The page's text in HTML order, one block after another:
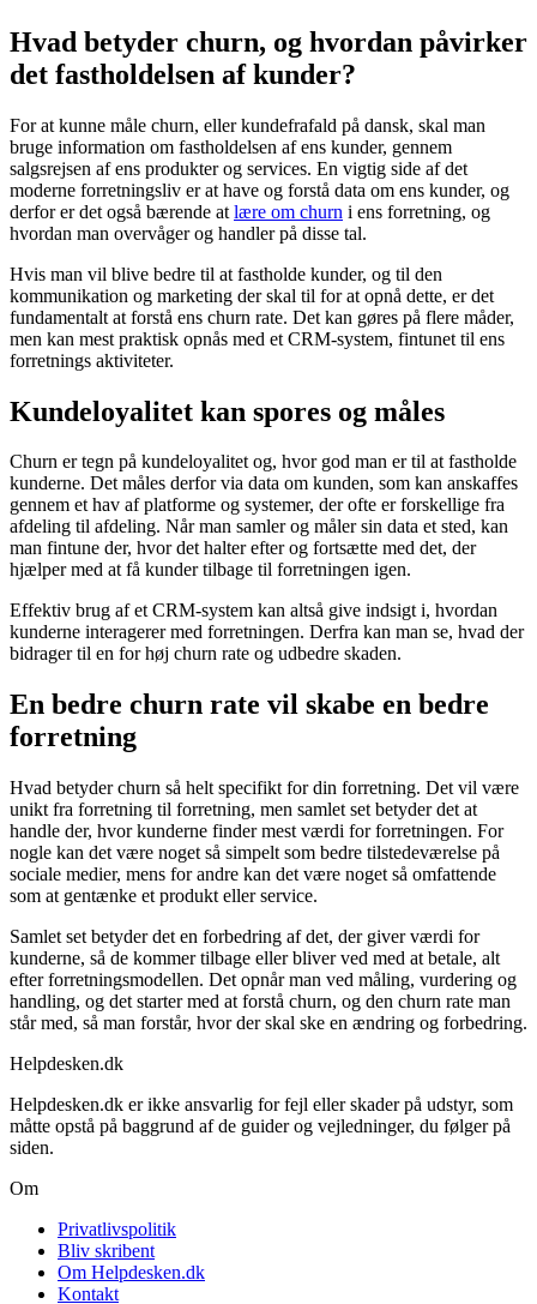
Hvad betyder churn, og hvordan påvirker
det fastholdelsen af kunder?
For at kunne måle churn, eller kundefrafald på dansk, skal man
bruge information om fastholdelsen af ens kunder, gennem
salgsrejsen af ens produkter og services. En vigtig side af det
moderne forretningsliv er at have og forstå data om ens kunder, og
derfor er det også bærende at lære om churn i ens forretning, og
hvordan man overvåger og handler på disse tal.
Hvis man vil blive bedre til at fastholde kunder, og til den
kommunikation og marketing der skal til for at opnå dette, er det
fundamentalt at forstå ens churn rate. Det kan gøres på flere måder,
men kan mest praktisk opnås med et CRM-system, fintunet til ens
forretnings aktiviteter.
Kundeloyalitet kan spores og måles
Churn er tegn på kundeloyalitet og, hvor god man er til at fastholde
kunderne. Det måles derfor via data om kunden, som kan anskaffes
gennem et hav af platforme og systemer, der ofte er forskellige fra
afdeling til afdeling. Når man samler og måler sin data et sted, kan
man fintune der, hvor det halter efter og fortsætte med det, der
hjælper med at få kunder tilbage til forretningen igen.
Effektiv brug af et CRM-system kan altså give indsigt i, hvordan
kunderne interagerer med forretningen. Derfra kan man se, hvad der
bidrager til en for høj churn rate og udbedre skaden.
En bedre churn rate vil skabe en bedre
forretning
Hvad betyder churn så helt specifikt for din forretning. Det vil være
unikt fra forretning til forretning, men samlet set betyder det at
handle der, hvor kunderne finder mest værdi for forretningen. For
nogle kan det være noget så simpelt som bedre tilstedeværelse på
sociale medier, mens for andre kan det være noget så omfattende
som at gentænke et produkt eller service.
Samlet set betyder det en forbedring af det, der giver værdi for
kunderne, så de kommer tilbage eller bliver ved med at betale, alt
efter forretningsmodellen. Det opnår man ved måling, vurdering og
handling, og det starter med at forstå churn, og den churn rate man
står med, så man forstår, hvor der skal ske en ændring og forbedring.
Helpdesken.dk
Helpdesken.dk er ikke ansvarlig for fejl eller skader på udstyr, som
måtte opstå på baggrund af de guider og vejledninger, du følger på
siden.
Om
Privatlivspolitik
Bliv skribent
Om Helpdesken.dk
Kontakt